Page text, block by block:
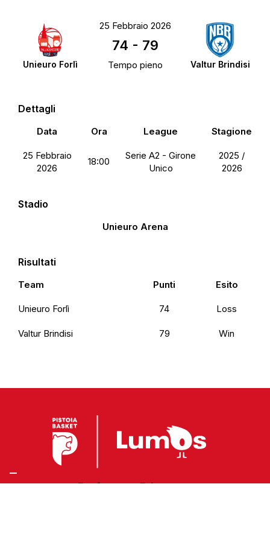
Unieuro Forlì Valtur Brindisi
25 Febbraio 2026
74 - 79
Tempo pieno
Dettagli
Data Ora League Stagione
25 Febbraio
2026
18:00
Serie A2 - Girone
Unico
2025 /
2026
Stadio
Unieuro Arena
Risultati
Team Punti Esito
Unieuro Forlì 74 Loss
Valtur Brindisi 79 Win
Preferenze Privacy